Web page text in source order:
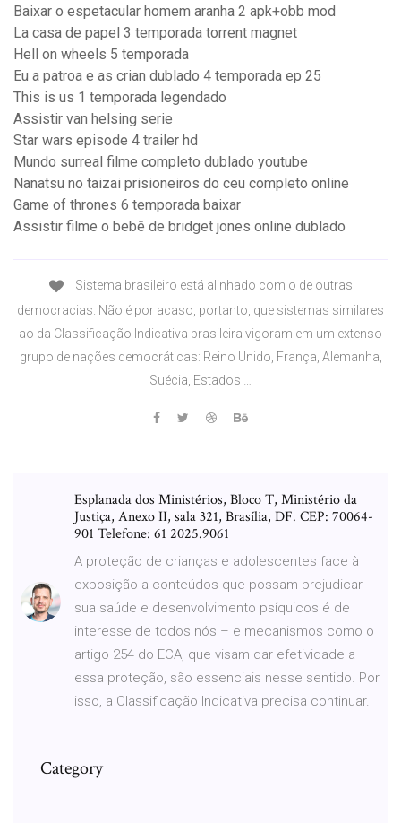
Baixar o espetacular homem aranha 2 apk+obb mod
La casa de papel 3 temporada torrent magnet
Hell on wheels 5 temporada
Eu a patroa e as crian dublado 4 temporada ep 25
This is us 1 temporada legendado
Assistir van helsing serie
Star wars episode 4 trailer hd
Mundo surreal filme completo dublado youtube
Nanatsu no taizai prisioneiros do ceu completo online
Game of thrones 6 temporada baixar
Assistir filme o bebê de bridget jones online dublado
Sistema brasileiro está alinhado com o de outras
democracias. Não é por acaso, portanto, que sistemas similares
ao da Classificação Indicativa brasileira vigoram em um extenso
grupo de nações democráticas: Reino Unido, França, Alemanha,
Suécia, Estados …
Esplanada dos Ministérios, Bloco T, Ministério da
Justiça, Anexo II, sala 321, Brasília, DF. CEP: 70064-
901 Telefone: 61 2025.9061
A proteção de crianças e adolescentes face à
exposição a conteúdos que possam prejudicar
sua saúde e desenvolvimento psíquicos é de
interesse de todos nós – e mecanismos como o
artigo 254 do ECA, que visam dar efetividade a
essa proteção, são essenciais nesse sentido. Por
isso, a Classificação Indicativa precisa continuar.
Category